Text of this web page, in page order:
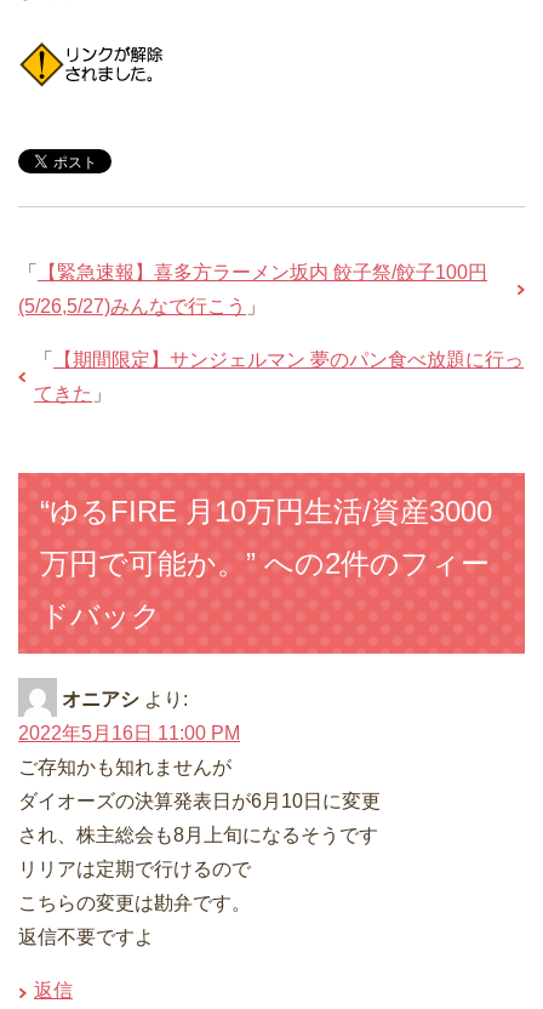
「
【緊急速報】喜多方ラーメン坂内 餃子祭/餃子100円
(5/26,5/27)みんなで行こう 」
「
【期間限定】サンジェルマン 夢のパン食べ放題に行っ
てきた 」
“ゆるFIRE 月10万円生活/資産3000
万円で可能か。” への2件のフィー
ドバック
オニアシ より:
2022年5月16日 11:00 PM
ご存知かも知れませんが
ダイオーズの決算発表日が6月10日に変更
され、株主総会も8月上旬になるそうです
リリアは定期で行けるので
こちらの変更は勘弁です。
返信不要ですよ
返信